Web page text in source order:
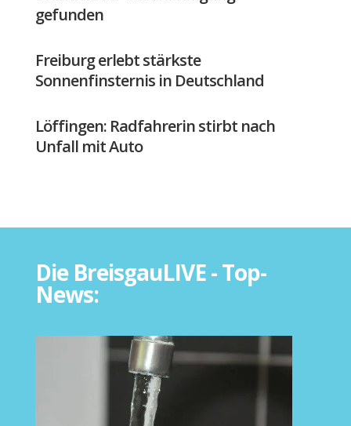
gefunden
Freiburg erlebt stärkste
Sonnenfinsternis in Deutschland
Löffingen: Radfahrerin stirbt nach
Unfall mit Auto
Die BreisgauLIVE - Top-
News: